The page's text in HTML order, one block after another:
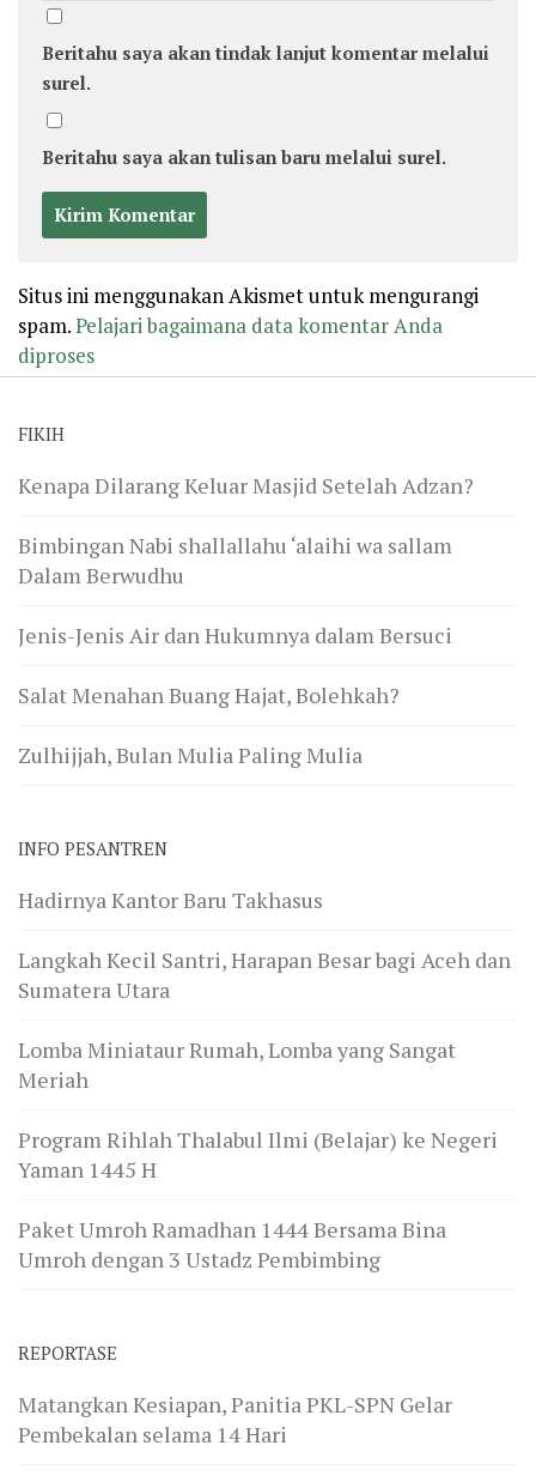
Beritahu saya akan tindak lanjut komentar melalui
surel.
Beritahu saya akan tulisan baru melalui surel.
Situs ini menggunakan Akismet untuk mengurangi
spam.Pelajari bagaimana data komentar Anda
diproses
FIKIH
Kenapa Dilarang Keluar Masjid Setelah Adzan?
Bimbingan Nabi shallallahu ‘alaihi wa sallam
Dalam Berwudhu
Jenis-Jenis Air dan Hukumnya dalam Bersuci
Salat Menahan Buang Hajat, Bolehkah?
Zulhijjah, Bulan Mulia Paling Mulia
INFO PESANTREN
Hadirnya Kantor Baru Takhasus
Langkah Kecil Santri, Harapan Besar bagi Aceh dan
Sumatera Utara
Lomba Miniataur Rumah, Lomba yang Sangat
Meriah
Program Rihlah Thalabul Ilmi (Belajar) ke Negeri
Yaman 1445 H
Paket Umroh Ramadhan 1444 Bersama Bina
Umroh dengan 3 Ustadz Pembimbing
REPORTASE
Matangkan Kesiapan, Panitia PKL-SPN Gelar
Pembekalan selama 14 Hari